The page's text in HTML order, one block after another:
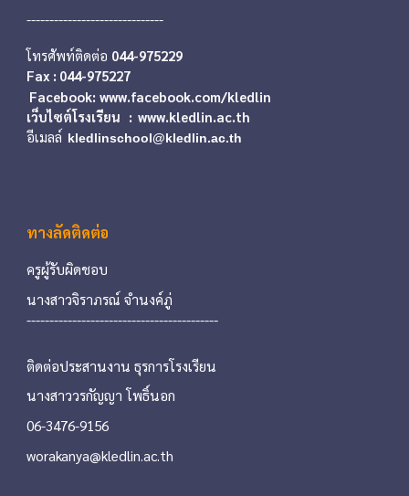
------------------------------
โทรศัพท์ติดต่อ 044-975229
Fax : 044-975227
Facebook: www.facebook.com/kledlin
เว็บไซต์โรงเรียน : www.kledlin.ac.th
อีเมลล์ kledlinschool@kledlin.ac.th
ทางลัดติดต่อ
ครูผู้รับผิดชอบ
นางสาวจิราภรณ์ จำนงค์ภู่
------------------------------------------
ติดต่อประสานงาน ธุรการโรงเรียน
นางสาววรกัญญา โพธิ์นอก
06-3476-9156
worakanya@kledlin.ac.th